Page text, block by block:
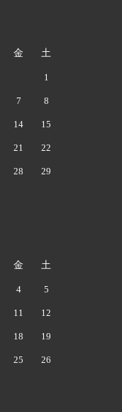
金 土
1
7 8
14 15
21 22
28 29
金 土
4 5
11 12
18 19
25 26